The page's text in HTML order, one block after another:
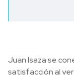
Juan Isaza se
satisfacción al